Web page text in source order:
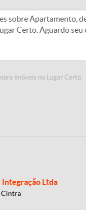
imóveis no Lugar Certo.
Ltda
Cintra